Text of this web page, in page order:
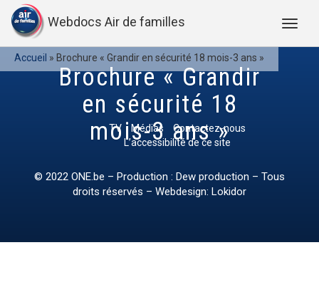
Webdocs Air de familles
Accueil » Brochure « Grandir en sécurité 18 mois-3 ans »
Brochure « Grandir
en sécurité 18
mois-3 ans »
TV Médias
Contactez-nous
L’accessibilité de ce site
© 2022 ONE.be – Production : Dew production – Tous
droits réservés – Webdesign: Lokidor